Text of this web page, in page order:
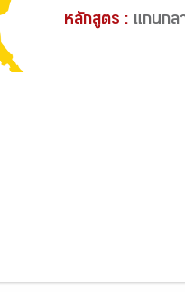
หลักสูตร : แกนกล